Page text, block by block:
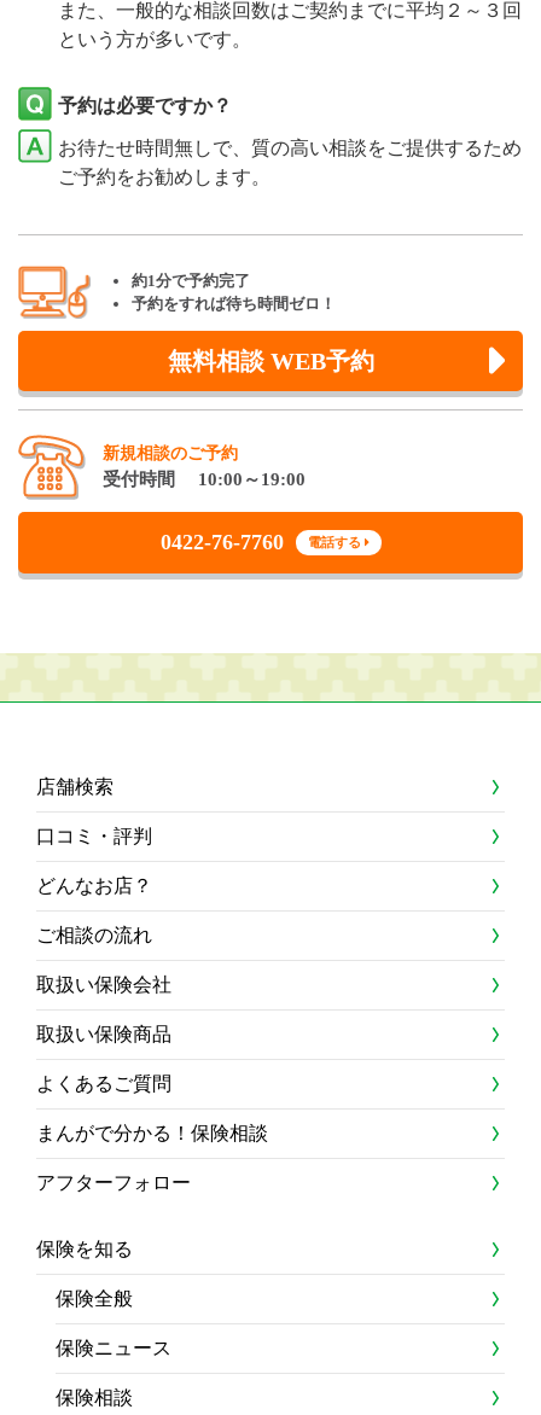
また、一般的な相談回数はご契約までに平均２～３回
という方が多いです。
予約は必要ですか？
お待たせ時間無しで、質の高い相談をご提供するため
ご予約をお勧めします。
約1分で予約完了
予約をすれば待ち時間ゼロ！
無料相談 WEB予約
新規相談のご予約
受付時間 10:00～19:00
0422-76-7760 電話する
店舗検索
口コミ・評判
どんなお店？
ご相談の流れ
取扱い保険会社
取扱い保険商品
よくあるご質問
まんがで分かる！保険相談
アフターフォロー
保険を知る
保険全般
保険ニュース
保険相談